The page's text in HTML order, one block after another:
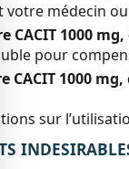
votre médecin
CACIT 1000
pour
CACIT 1000
sur